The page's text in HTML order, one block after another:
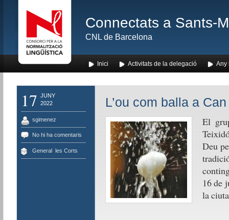
Connectats a Sants-
CNL de Barcelona
Inici Activitats de la delegació Any
17 JUNY
2022
sgimenez
No hi ha comentaris
General, les Corts
L’ou com balla a
El
Deu
16 de
la